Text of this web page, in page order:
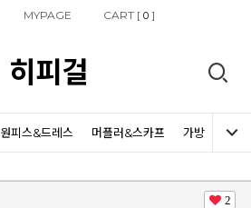
MYPAGE CART [0 ]
히피걸
원피스&드레스 머플러&스카프 가방 신발
2